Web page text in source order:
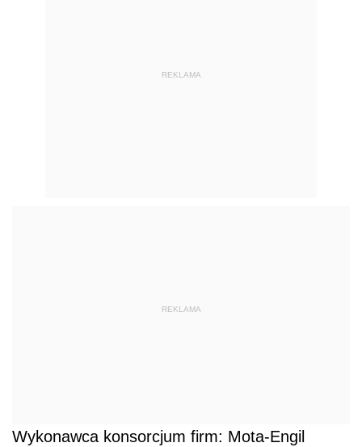
REKLAMA
REKLAMA
Wykonawca konsorcjum firm: Mota-Engil